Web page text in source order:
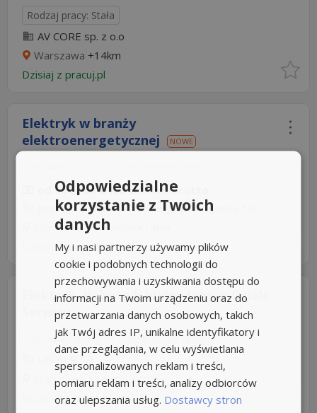
Rodzaj pracy: Stała
AV CORE sp. z o.o
Warszawa +14km
Dzisiaj z pracuj.pl
Elektryk w branży
elektroenergetycznej
NOWE
od 6000 do 8400 zł/mies. brutto
Jimmy J. Cichocki J. Zandberg Spółka Jawna
Warszawa, Ursynów
Dzisiajzpraca.pl
Elektryk, Robotnik budowlany w Dziale
Serwisu...
Umowa o pracę Rodzaj pracy: Stała
UNIBEP S.A
Warszawa+14km
Wczorajzpraca.pl
Odpowiedzialne
korzystanie z Twoich
danych
My i nasi partnerzy używamy plików
cookie i podobnych technologii do
przechowywania i uzyskiwania dostępu do
informacji na Twoim urządzeniu oraz do
przetwarzania danych osobowych, takich
jak Twój adres IP, unikalne identyfikatory i
dane przeglądania, w celu wyświetlania
spersonalizowanych reklam i treści,
pomiaru reklam i treści, analizy odbiorców
oraz ulepszania usług. Dostawcy stron